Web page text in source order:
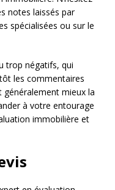
notes laissés par
spécialisées ou sur le
trop négatifs, qui
les commentaires
mieux la
à votre entourage
immobilière et